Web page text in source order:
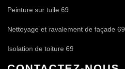
Peinture sur tuile 69
Nettoyage et ravalement de façade 69
Isolation de toiture 69